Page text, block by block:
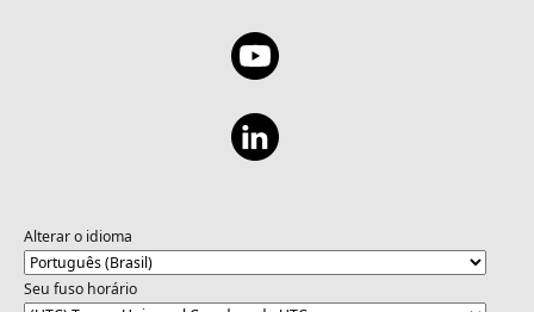
Alterar o idioma
Seu fuso horário